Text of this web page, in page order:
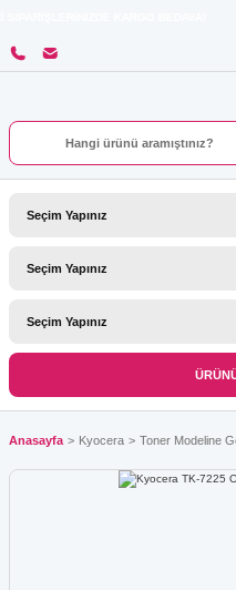
Anasayfa Kyocera Toner Modeline